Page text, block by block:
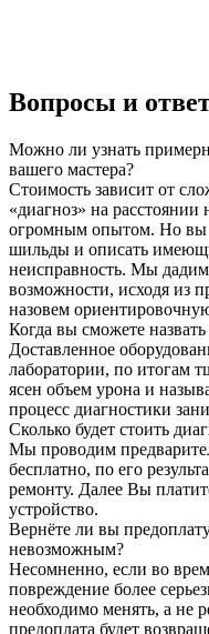
Вопросы и
Можно ли узнать
вашего мастера?
Стоимость зависит от
«диагноз» на
огромным опытом. Но вы
шильды и описать
неисправность. Мы
возможности, исходя из
назовем
Когда вы сможете
Доставленное
лаборатории, по итогам
ясен объем урона и
процесс диагностики
Сколько будет стоить
Мы проводим
бесплатно, по его
ремонту. Далее Вы
устройство.
Вернёте ли вы
невозможным?
Несомненно, если во
повреждение более
необходимо менять, а не
предоплата будет